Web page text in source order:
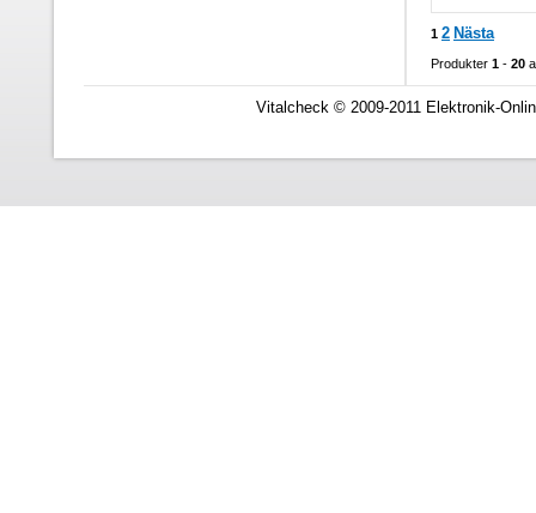
1 2 Nästa
Produkter 1 - 20
Vitalcheck © 2009-2011 Elektronik-